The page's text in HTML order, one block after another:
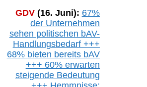
GDV (16. Juni): 67%
der Unternehmen
sehen politischen bAV-
Handlungsbedarf +++
68% bieten bereits bAV
+++ 60% erwarten
steigende Bedeutung